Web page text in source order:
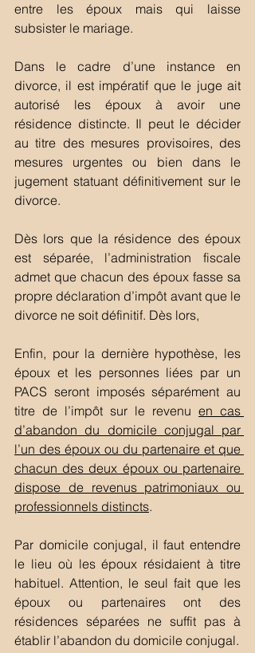
entre les époux mais qui laisse
subsister le mariage.
Dans le cadre d’une instance en
divorce, il est impératif que le juge ait
autorisé les époux à avoir une
résidence distincte. Il peut le décider
au titre des mesures provisoires, des
mesures urgentes ou bien dans le
jugement statuant définitivement sur le
divorce.
Dès lors que la résidence des époux
est séparée, l’administration fiscale
admet que chacun des époux fasse sa
propre déclaration d’impôt avant que le
divorce ne soit définitif. Dès lors,
Enfin, pour la dernière hypothèse, les
époux et les personnes liées par un
PACS seront imposés séparément au
titre de l’impôt sur le revenu en cas
d’abandon du domicile conjugal par
l’un des époux ou du partenaire et que
chacun des deux époux ou partenaire
dispose de revenus patrimoniaux ou
professionnels distincts.
Par domicile conjugal, il faut entendre
le lieu où les époux résidaient à titre
habituel. Attention, le seul fait que les
époux ou partenaires ont des
résidences séparées ne suffit pas à